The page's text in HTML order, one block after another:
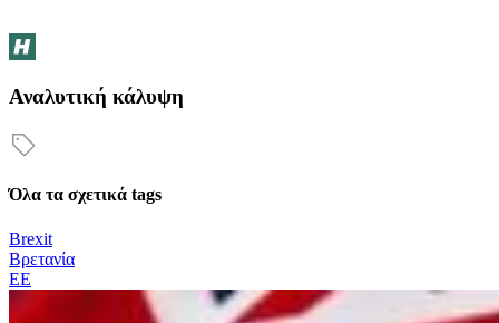
Αναλυτική κάλυψη
Όλα τα σχετικά tags
Brexit
Βρετανία
ΕΕ